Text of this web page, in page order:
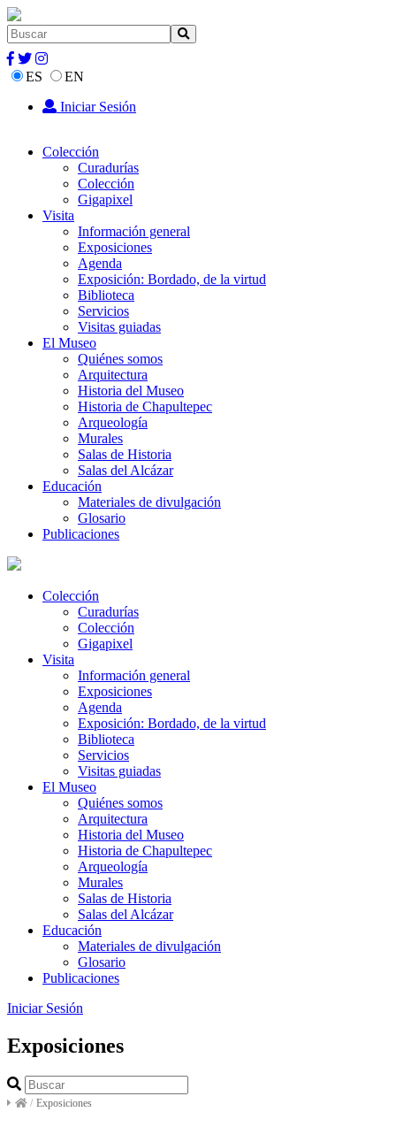
ES
EN
Iniciar Sesión
Colección
Curadurías
Colección
Gigapixel
Visita
Información general
Exposiciones
Agenda
Exposición: Bordado, de la virtud
Biblioteca
Servicios
Visitas guiadas
El Museo
Quiénes somos
Arquitectura
Historia del Museo
Historia de Chapultepec
Arqueología
Murales
Salas de Historia
Salas del Alcázar
Educación
Materiales de divulgación
Glosario
Publicaciones
Colección
Curadurías
Colección
Gigapixel
Visita
Información general
Exposiciones
Agenda
Exposición: Bordado, de la virtud
Biblioteca
Servicios
Visitas guiadas
El Museo
Quiénes somos
Arquitectura
Historia del Museo
Historia de Chapultepec
Arqueología
Murales
Salas de Historia
Salas del Alcázar
Educación
Materiales de divulgación
Glosario
Publicaciones
Iniciar Sesión
Exposiciones
/ Exposiciones